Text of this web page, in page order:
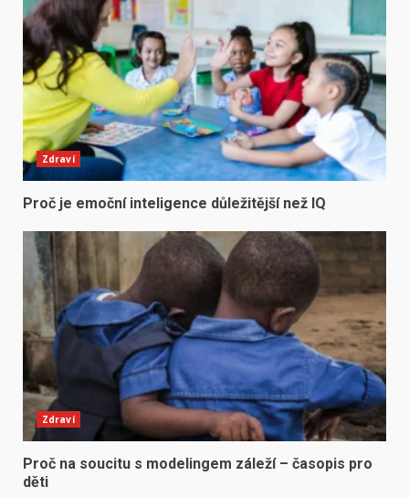
Zdraví
Proč je emoční inteligence důležitější než IQ
Zdraví
Proč na soucitu s modelingem záleží – časopis pro
děti